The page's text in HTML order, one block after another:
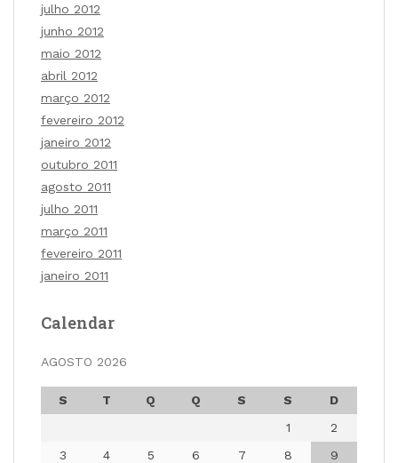
julho 2012
junho 2012
maio 2012
abril 2012
março 2012
fevereiro 2012
janeiro 2012
outubro 2011
agosto 2011
julho 2011
março 2011
fevereiro 2011
janeiro 2011
Calendar
AGOSTO 2026
S T Q Q S S
D
1
2
3
4 5 6 7 8
9